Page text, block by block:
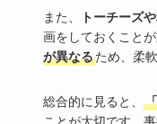
また、 トーチーズ
画をしておくこと
が異なるため、柔
総合的に見ると、